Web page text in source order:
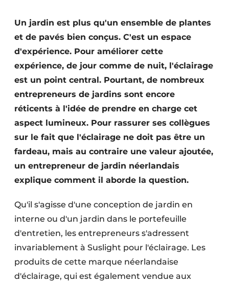
Un jardin est plus qu'un ensemble de plantes
et de pavés bien conçus. C'est un espace
d'expérience. Pour améliorer cette
expérience, de jour comme de nuit, l'éclairage
est un point central. Pourtant, de nombreux
entrepreneurs de jardins sont encore
réticents à l'idée de prendre en charge cet
aspect lumineux. Pour rassurer ses collègues
sur le fait que l'éclairage ne doit pas être un
fardeau, mais au contraire une valeur ajoutée,
un entrepreneur de jardin néerlandais
explique comment il aborde la question.
Qu'il s'agisse d'une conception de jardin en
interne ou d'un jardin dans le portefeuille
d'entretien, les entrepreneurs s'adressent
invariablement à Suslight pour l'éclairage. Les
produits de cette marque néerlandaise
d'éclairage, qui est également vendue aux